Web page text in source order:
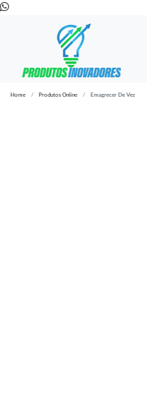
Home Produtos Online Emagrecer De Vez